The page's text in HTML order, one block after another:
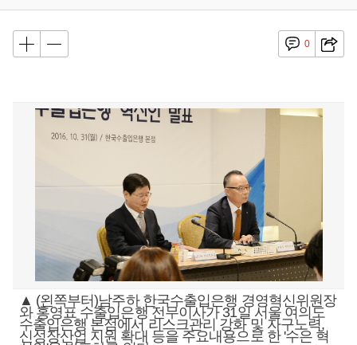
0
▲ (왼쪽부터)남주하 한국수출입은행 경영혁신위원장
와 홍영표 수출입은행 전무이사가 31일 서울 여의도
수출입은행 본점에서 리스크관리 강화 및 자구노력,
신성장산업 지원 확대 등을 주요내용으로 한 '수은 혁